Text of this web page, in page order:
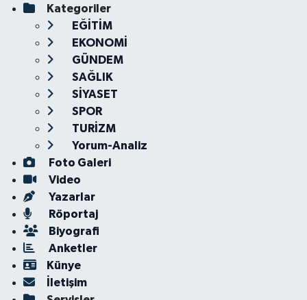
Kategoriler
EĞİTİM
EKONOMİ
GÜNDEM
SAĞLIK
SİYASET
SPOR
TURİZM
Yorum-Analiz
Foto Galeri
Video
Yazarlar
Röportaj
Biyografi
Anketler
Künye
İletişim